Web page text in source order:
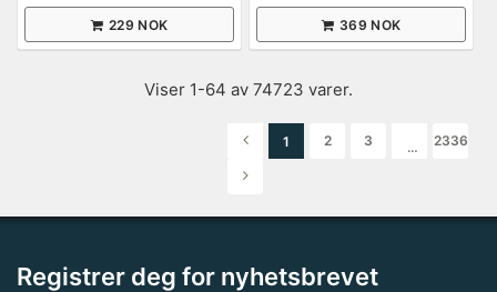
229 NOK 369 NOK
Viser 1-64 av 74723 varer.
1 2 3 … 2336
Registrer deg for nyhetsbrevet